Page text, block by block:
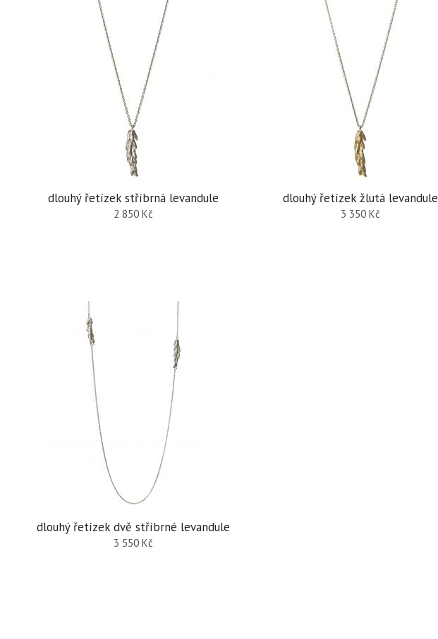
dlouhý řetízek stříbrná levandule
2 850 Kč
dlouhý řetízek žlutá levandule
3 350 Kč
dlouhý řetízek dvě stříbrné levandule
3 550 Kč